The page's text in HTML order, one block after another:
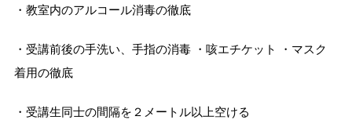
・教室内のアルコール消毒の徹底
・受講前後の手洗い、手指の消毒 ・咳エチケット ・マスク
着用の徹底
・受講生同士の間隔を２メートル以上空ける